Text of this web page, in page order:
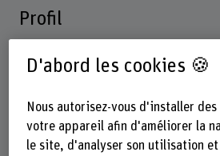
Profil
D'abord les cookies 🍪
Nous autorisez-vous d'installer des
votre appareil afin d'améliorer la
le site, d'analyser son utilisation